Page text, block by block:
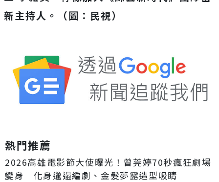
新主持人。（圖：民視）
熱門推薦
2026高雄電影節大使曝光！曾莞婷70秒瘋狂劇場
變身 化身邋遢編劇、金髮夢露造型吸睛